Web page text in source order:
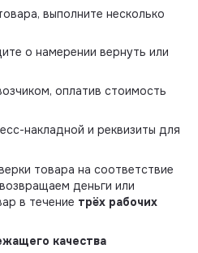
выполните несколько
о намерении вернуть или
оплатив стоимость
накладной и реквизиты для
товара на соответствие
деньги или
в течение трёх рабочих
качества